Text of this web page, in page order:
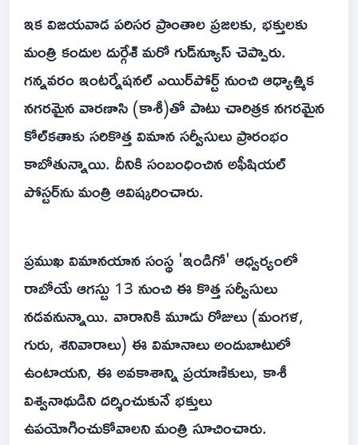
ఇక విజయవాడ పరిసర ప్రాంతాల ప్రజలకు, భక్తులకు
మంత్రి కందుల దుర్గేశ్‌ మరో గుడ్‌న్యూస్ చెప్పారు.
గన్నవరం ఇంటర్నేషనల్ ఎయిర్‌పోర్ట్ నుంచి ఆధ్యాత్మిక
నగరమైన వారణాసి (కాశీ)తో పాటు చారిత్రక నగరమైన
కోల్‌కతాకు సరికొత్త విమాన సర్వీసులు ప్రారంభం
కాబోతున్నాయి. దీనికి సంబంధించిన అఫీషియల్
పోస్టర్‌ను మంత్రి ఆవిష్కరించారు.
ప్రముఖ విమానయాన సంస్థ 'ఇండిగో' ఆధ్వర్యంలో
రాబోయే ఆగస్టు 13 నుంచి ఈ కొత్త సర్వీసులు
నడవనున్నాయి. వారానికి మూడు రోజులు (మంగళ,
గురు, శనివారాలు) ఈ విమానాలు అందుబాటులో
ఉంటాయని, ఈ అవకాశాన్ని ప్రయాణికులు, కాశీ
విశ్వనాథుడిని దర్శించుకునే భక్తులు
ఉపయోగించుకోవాలని మంత్రి సూచించారు.